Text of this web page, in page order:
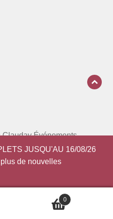
0
Clauday Événements
Wooz'up-Mentions
-CGV
JUSQU'AU 16/08/26
de nouvelles